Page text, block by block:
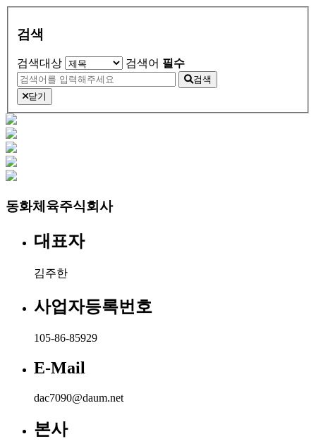
검색
검색대상 검색어 필수
검색
닫기
동화체육주식회사
대표자
김주한
사업자등록번호
105-86-85929
E-Mail
dac7090@daum.net
본사